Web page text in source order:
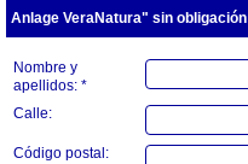
Anlage VeraNatura" sin obligación
Nombre y
apellidos: *
Calle:
Código postal: